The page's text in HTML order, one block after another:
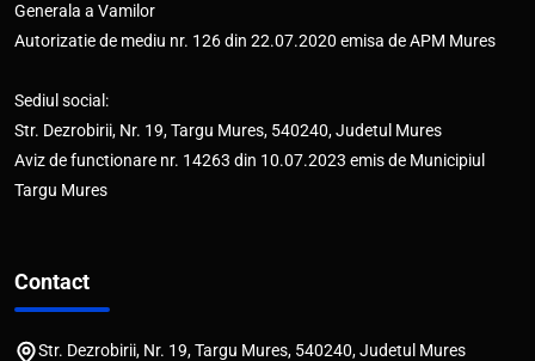
Generala a Vamilor
Autorizatie de mediu nr. 126 din 22.07.2020 emisa de APM Mures
Sediul social:
Str. Dezrobirii, Nr. 19, Targu Mures, 540240, Judetul Mures
Aviz de functionare nr. 14263 din 10.07.2023 emis de Municipiul
Targu Mures
Contact
Str. Dezrobirii, Nr. 19, Targu Mures, 540240, Judetul Mures